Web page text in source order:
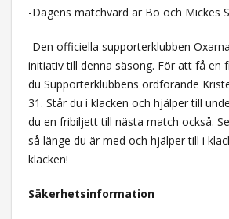
-Dagens matchvärd är Bo och Mickes
-Den officiella supporterklubben
initiativ till denna säsong. För att få en
du Supporterklubbens ordförande
31. Står du i klacken och hjälper till
du en fribiljett till nästa match också.
så länge du är med och hjälper till i
klacken!
Säkerhetsinformation